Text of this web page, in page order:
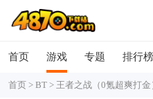
首页 游戏 专题 排行榜
首页 > BT > 王者之战（0氪超爽打金